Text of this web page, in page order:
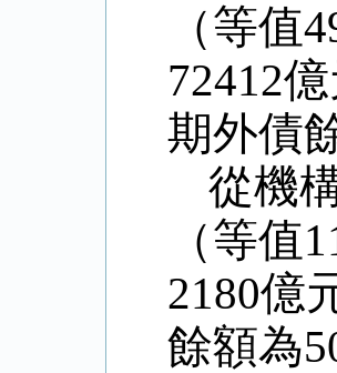
（等值
72412
期外債
從機
（等值
2180億
餘額為